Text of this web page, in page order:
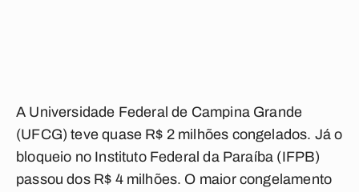
A Universidade Federal de Campina Grande
(UFCG) teve quase R$ 2 milhões congelados. Já o
bloqueio no Instituto Federal da Paraíba (IFPB)
passou dos R$ 4 milhões. O maior congelamento